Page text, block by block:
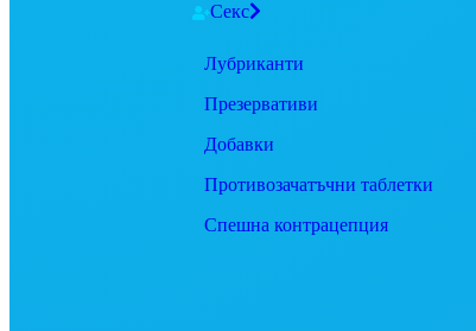
Секс
Лубриканти
Презервативи
Добавки
Противозачатъчни таблетки
Спешна контрацепция